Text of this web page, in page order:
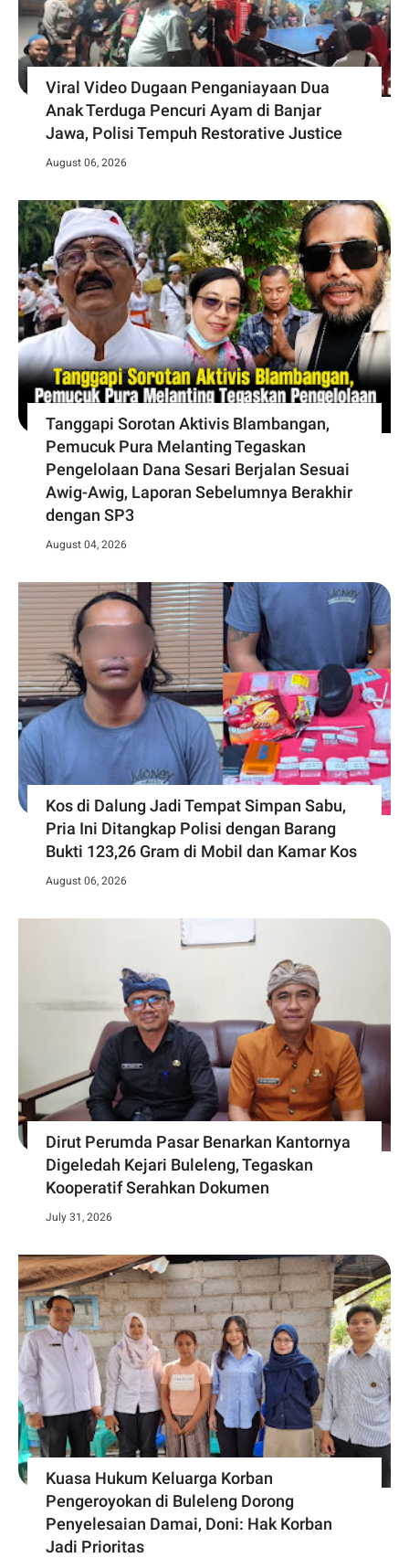
Viral Video Dugaan Penganiayaan Dua
Anak Terduga Pencuri Ayam di Banjar
Jawa, Polisi Tempuh Restorative Justice
August 06, 2026
Tanggapi Sorotan Aktivis Blambangan,
Pemucuk Pura Melanting Tegaskan
Pengelolaan Dana Sesari Berjalan Sesuai
Awig-Awig, Laporan Sebelumnya Berakhir
dengan SP3
August 04, 2026
Kos di Dalung Jadi Tempat Simpan Sabu,
Pria Ini Ditangkap Polisi dengan Barang
Bukti 123,26 Gram di Mobil dan Kamar Kos
August 06, 2026
Dirut Perumda Pasar Benarkan Kantornya
Digeledah Kejari Buleleng, Tegaskan
Kooperatif Serahkan Dokumen
July 31, 2026
Kuasa Hukum Keluarga Korban
Pengeroyokan di Buleleng Dorong
Penyelesaian Damai, Doni: Hak Korban
Jadi Prioritas